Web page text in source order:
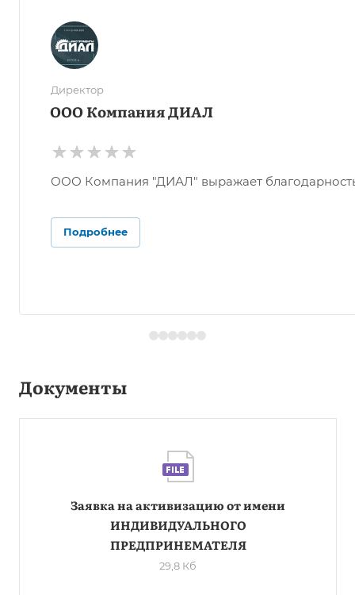
Директор
ООО Компания ДИАЛ
ООО Компания "ДИАЛ" выражает
Подробнее
Документы
Заявка на активизацию от имени
ИНДИВИДУАЛЬНОГО
ПРЕДПРИНЕМАТЕЛЯ
29,8 Кб